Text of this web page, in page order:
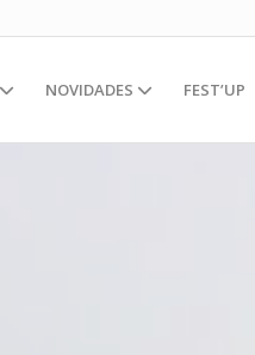
NOVIDADES FEST’UP